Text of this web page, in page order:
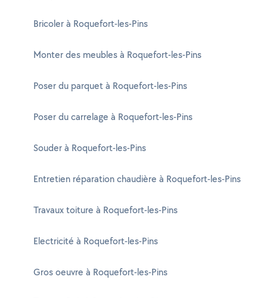
Bricoler à Roquefort-les-Pins
Monter des meubles à Roquefort-les-Pins
Poser du parquet à Roquefort-les-Pins
Poser du carrelage à Roquefort-les-Pins
Souder à Roquefort-les-Pins
Entretien réparation chaudière à Roquefort-les-Pins
Travaux toiture à Roquefort-les-Pins
Electricité à Roquefort-les-Pins
Gros oeuvre à Roquefort-les-Pins